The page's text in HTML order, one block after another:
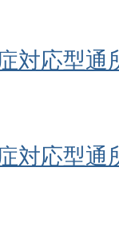
対応型
対応型